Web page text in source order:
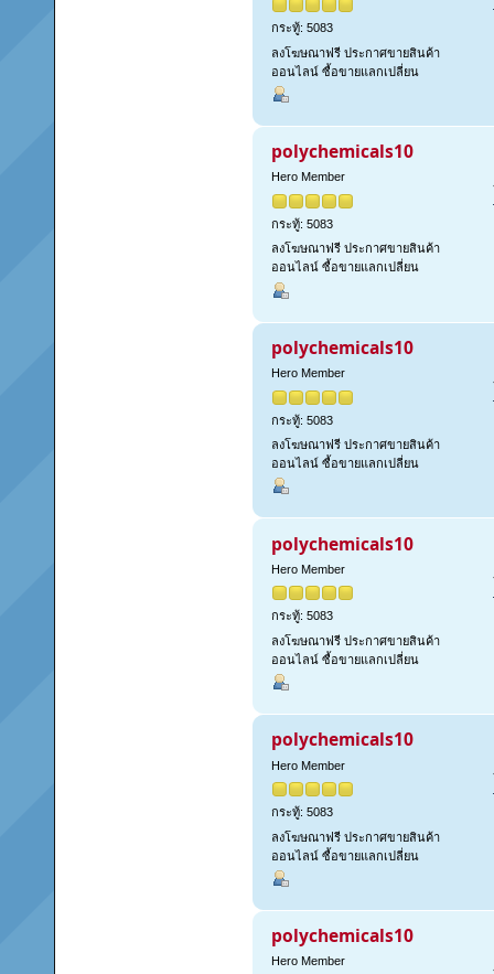
กระทู้: 5083
ลงโฆษณาฟรี ประกาศขายสินค้า
ออนไลน์ ซื้อขายแลกเปลี่ยน
polychemicals10
Hero Member
กระทู้: 5083
ลงโฆษณาฟรี ประกาศขายสินค้า
ออนไลน์ ซื้อขายแลกเปลี่ยน
polychemicals10
Hero Member
กระทู้: 5083
ลงโฆษณาฟรี ประกาศขายสินค้า
ออนไลน์ ซื้อขายแลกเปลี่ยน
polychemicals10
Hero Member
กระทู้: 5083
ลงโฆษณาฟรี ประกาศขายสินค้า
ออนไลน์ ซื้อขายแลกเปลี่ยน
polychemicals10
Hero Member
กระทู้: 5083
ลงโฆษณาฟรี ประกาศขายสินค้า
ออนไลน์ ซื้อขายแลกเปลี่ยน
polychemicals10
Hero Member